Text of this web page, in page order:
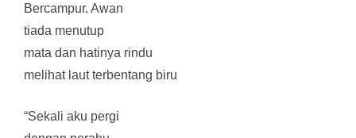
Bercampur. Awan
tiada menutup
mata dan hatinya rindu
melihat laut terbentang biru
“Sekali aku pergi